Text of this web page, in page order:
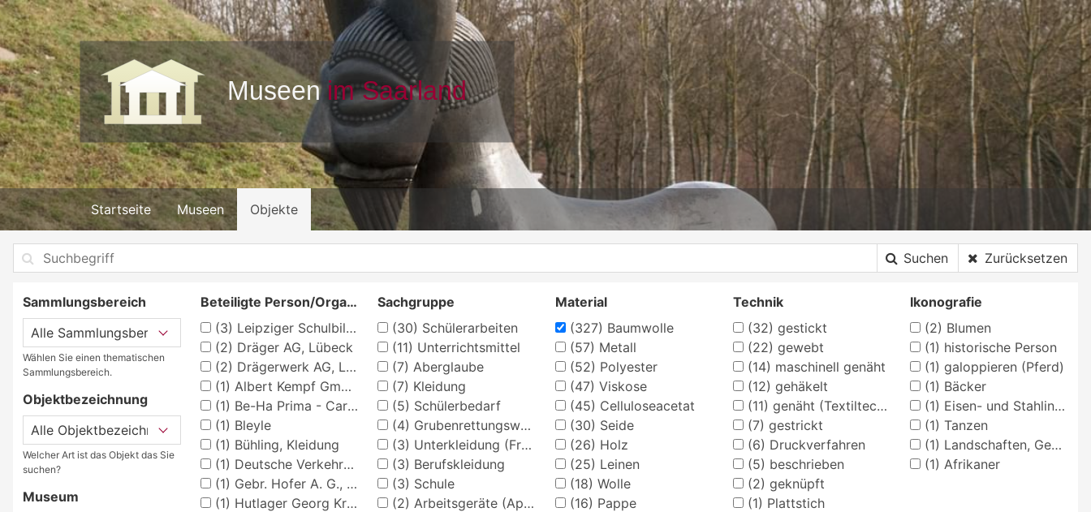
Startseite Museen Objekte
Suchen Zurücksetzen
Sammlungsbereich
Wählen Sie einen thematischen
Sammlungsbereich.
Objektbezeichnung
Welcher Art ist das Objekt das Sie
suchen?
Museum
Beteiligte Person/Organisation
(3) Leipziger Schulbilderverlag von F. E. Wachsmuth, Leipzig
(2) Dräger AG, Lübeck
(2) Drägerwerk AG, Lübeck
(1) Albert Kempf GmbH & Co KG, Wuppertal
(1) Be-Ha Prima - Carl Halfar Mützenfabrik, Berlin
(1) Bleyle
(1) Bühling, Kleidung
(1) Deutsche Verkehrswacht, Berlin
(1) Gebr. Hofer A. G., Saarbrücken
(1) Hutlager Georg Kraus, Neunkirchen
Sachgruppe
(30) Schülerarbeiten
(11) Unterrichtsmittel
(7) Aberglaube
(7) Kleidung
(5) Schülerbedarf
(4) Grubenrettungswesen
(3) Unterkleidung (Frauenkleidung)
(3) Berufskleidung
(3) Schule
(2) Arbeitsgeräte (Apotheke)
Material
(327) Baumwolle
(57) Metall
(52) Polyester
(47) Viskose
(45) Celluloseacetat
(30) Seide
(26) Holz
(25) Leinen
(18) Wolle
(16) Pappe
Technik
(32) gestickt
(22) gewebt
(14) maschinell genäht
(12) gehäkelt
(11) genäht (Textiltechnik)
(7) gestrickt
(6) Druckverfahren
(5) beschrieben
(2) geknüpft
(1) Plattstich
Ikonografie
(2) Blumen
(1) historische Person
(1) galoppieren (Pferd)
(1) Bäcker
(1) Eisen- und Stahlindustrie
(1) Tanzen
(1) Landschaften, Gewässer, Stadtansicht
(1) Afrikaner